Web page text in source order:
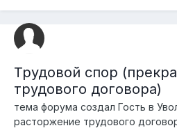
беседу 21.08.2013г. После назначил...
Трудовой спор
трудового договора)
тема форума создал Гость в
расторжение трудового